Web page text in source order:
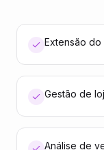
Extensão do
Gestão de
Análise de